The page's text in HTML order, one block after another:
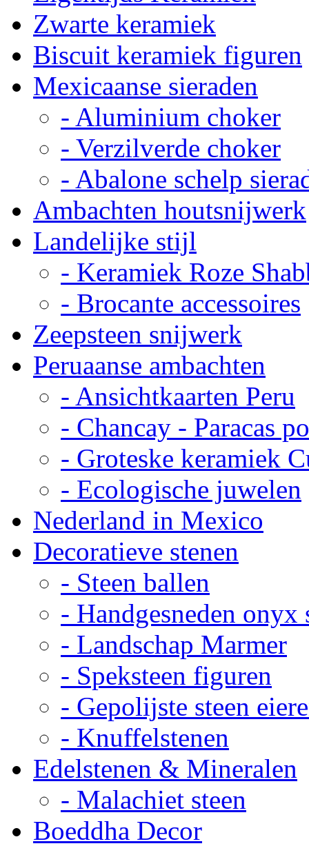
Zwarte keramiek
Biscuit keramiek figuren
Mexicaanse sieraden
- Aluminium choker
- Verzilverde choker
- Abalone schelp
Ambachten houtsnijwerk
Landelijke stijl
- Keramiek Roze
- Brocante accessoires
Zeepsteen snijwerk
Peruaanse ambachten
- Ansichtkaarten Peru
- Chancay - Paracas
- Groteske keramiek
- Ecologische juwelen
Nederland in Mexico
Decoratieve stenen
- Steen ballen
- Handgesneden onyx
- Landschap Marmer
- Speksteen figuren
- Gepolijste steen
- Knuffelstenen
Edelstenen & Mineralen
- Malachiet steen
Boeddha Decor